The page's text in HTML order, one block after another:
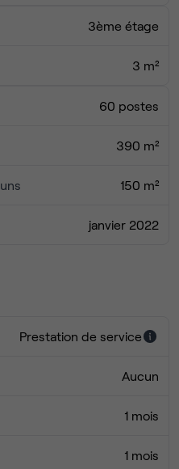
3ème étage
3 m²
60 postes
390 m²
150 m²
janvier 2022
Prestation de service
Aucun
1 mois
1 mois